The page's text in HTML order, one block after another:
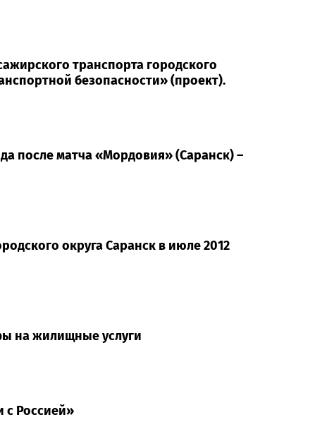
транспорта городского
безопасности» (проект).
после матча «Мордовия» (Саранск) –
округа Саранск в июле 2012
на жилищные услуги
с Россией»